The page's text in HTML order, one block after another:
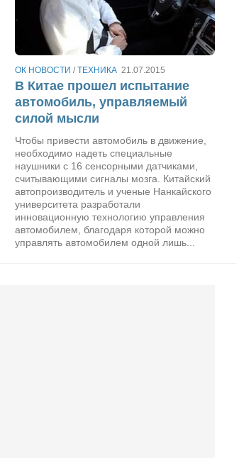
ОК НОВОСТИ /ТЕХНИКА 21.07.2015
В Китае прошел испытание
автомобиль, управляемый
силой мысли
Чтобы привести автомобиль в движение,
необходимо надеть специальные
наушники с 16 сенсорными датчиками,
считывающими сигналы мозга. Китайский
автопроизводитель и ученые Нанкайского
университета разработали
инновационную технологию управления
автомобилем, благодаря которой можно
управлять автомобилем одной лишь...